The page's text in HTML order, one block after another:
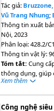
Tác giả:
Vũ Trang Nhung;
Thông tin xuất
Nội, 2023
Phân loại:428.2/
Thông tin vật lý:
Tóm tắt: Cung
thông dụng, giúp
tiếng Anh thông
nhà bếp, chuẩn
Xem thêm
Công nghệ